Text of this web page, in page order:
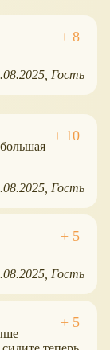
Гость
Гость
Гость